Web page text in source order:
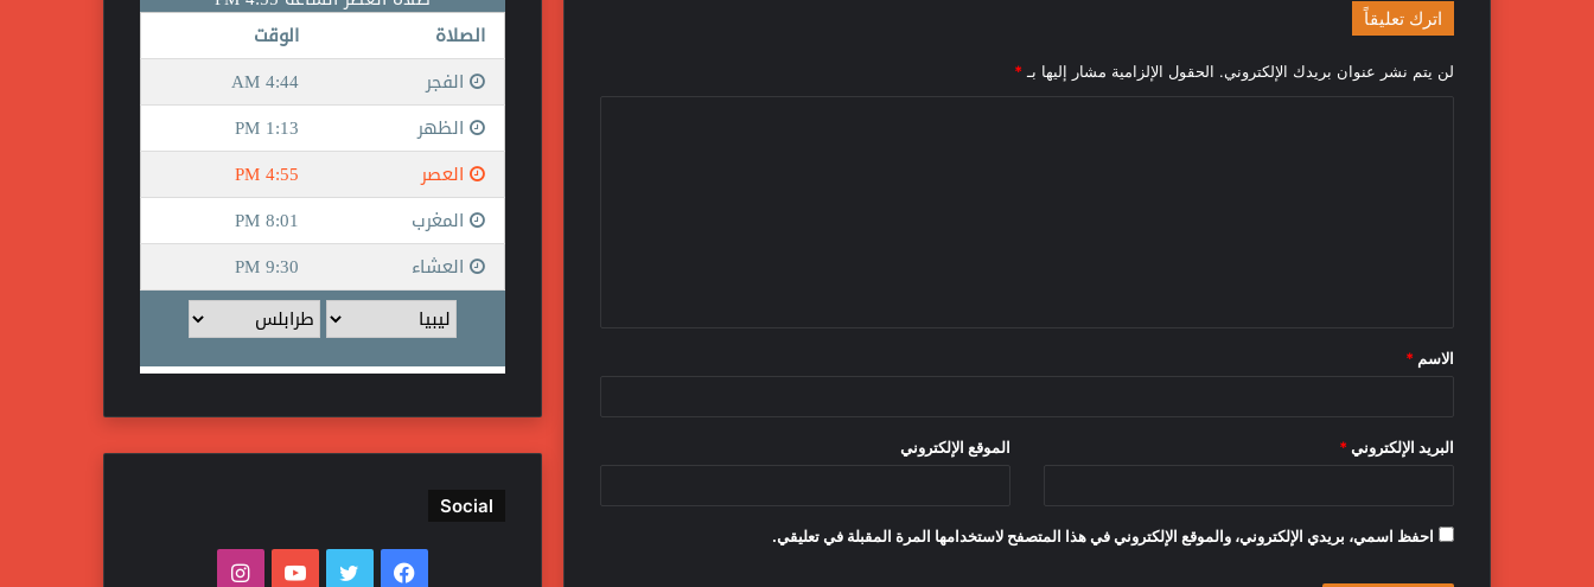
اترك تعليقاً
لن يتم نشر عنوان بريدك الإلكتروني. الحقول الإلزامية مشار إليها بـ *
*
الاسم *
البريد الإلكتروني * الموقع الإلكتروني
احفظ اسمي، بريدي الإلكتروني، والموقع الإلكتروني في هذا المتصفح لاستخدامها المرة المقبلة في تعليقي.
Social
فيسبوكتويتر يوتيوبانستقرام